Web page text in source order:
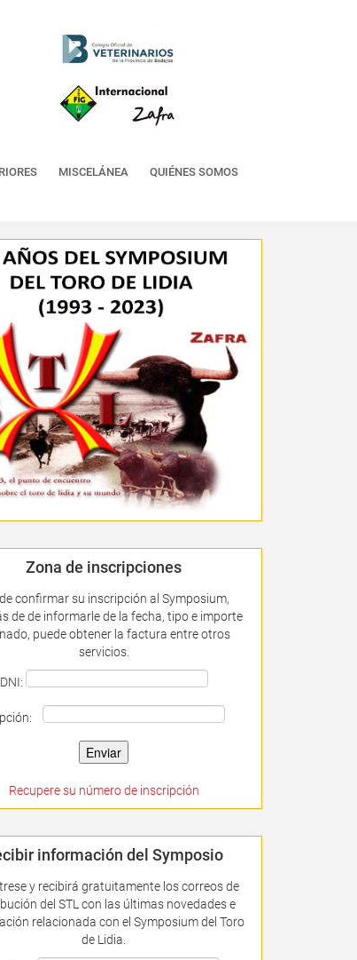
MISCELÁNEA QUIÉNES SOMOS
Zona de inscripciones
confirmar su inscripción al Symposium,
de de informarle de la fecha, tipo e importe
puede obtener la factura entre otros
servicios.
DNI:
Recupere su número de inscripción
información del Symposio
y recibirá gratuitamente los correos de
del STL con las últimas novedades e
relacionada con el Symposium del Toro
de Lidia.